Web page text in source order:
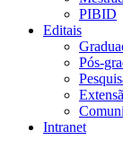
PIBID
Editais
Pós-
Intranet